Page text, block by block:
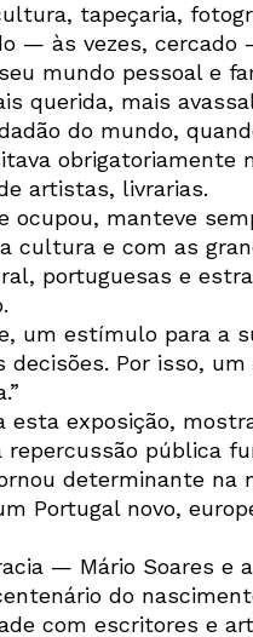
tapeçaria,
— às vezes,
mundo pessoal e
querida, mais
do mundo,
obrigatoriamente
artistas, livrarias.
ocupou, manteve
cultura e com as
portuguesas e
um estímulo para a
Por isso, um
exposição,
repercussão pública
determinante na
Portugal novo,
— Mário Soares e
do
com escritores e